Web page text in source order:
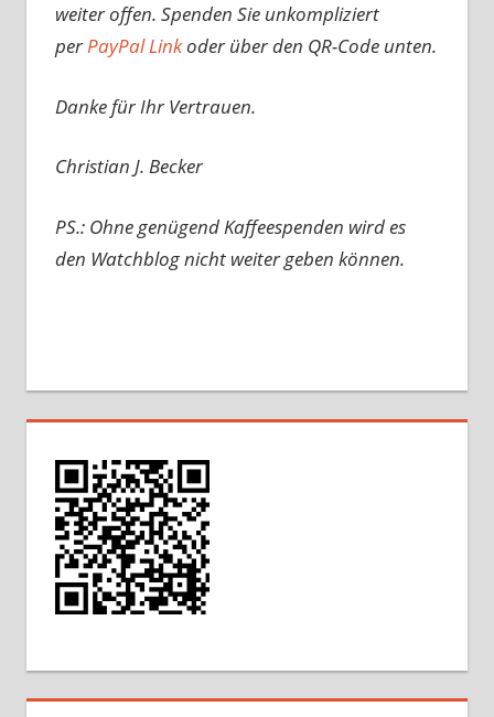
weiter offen. Spenden Sie unkompliziert
perPayPal Linkoder über den QR-Code unten.
Danke für Ihr Vertrauen.
Christian J. Becker
PS.: Ohne genügend Kaffeespenden wird es
den Watchblog nicht weiter geben können.